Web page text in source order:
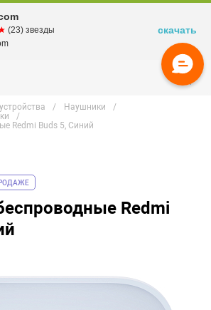
Наушники
Redmi Buds 5, Синий
Redmi
(23) звезды
скачать